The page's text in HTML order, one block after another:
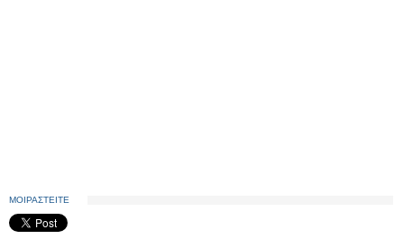
ΜΟΙΡΑΣΤΕΙΤΕ